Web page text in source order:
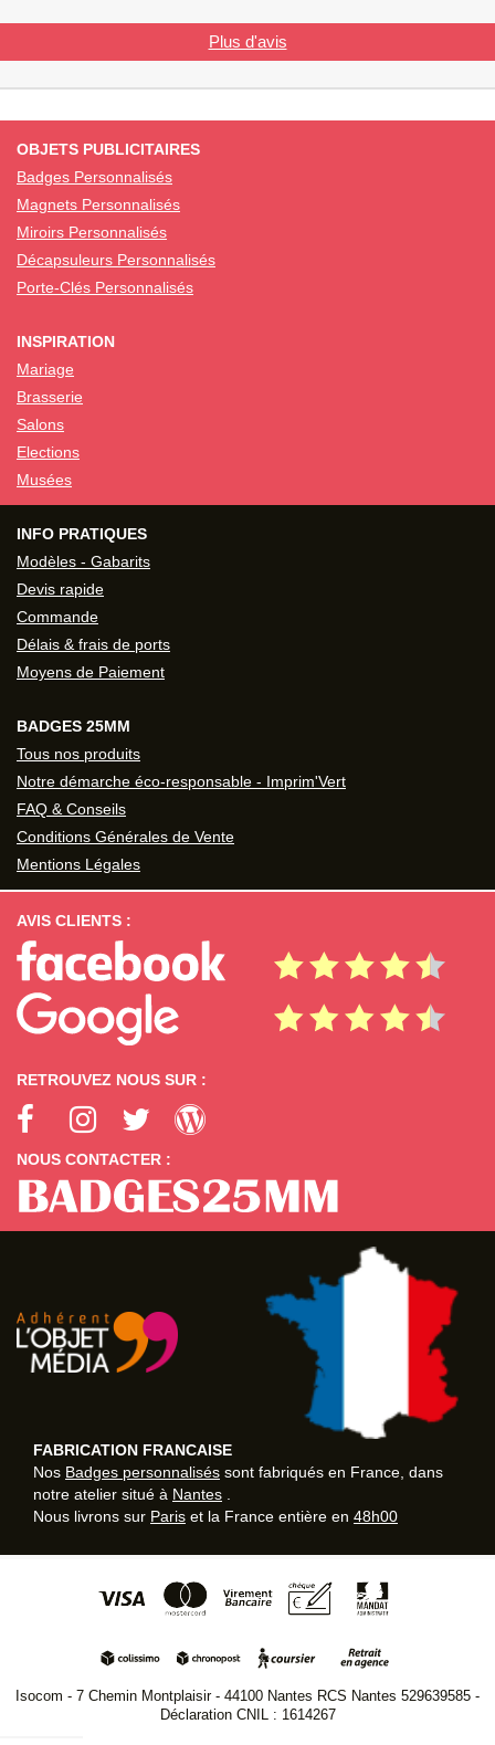
Plus d'avis
OBJETS PUBLICITAIRES
Badges Personnalisés
Magnets Personnalisés
Miroirs Personnalisés
Décapsuleurs Personnalisés
Porte-Clés Personnalisés
INSPIRATION
Mariage
Brasserie
Salons
Elections
Musées
INFO PRATIQUES
Modèles - Gabarits
Devis rapide
Commande
Délais & frais de ports
Moyens de Paiement
BADGES 25MM
Tous nos produits
Notre démarche éco-responsable - Imprim'Vert
FAQ & Conseils
Conditions Générales de Vente
Mentions Légales
AVIS CLIENTS :
RETROUVEZ NOUS SUR :
NOUS CONTACTER :
FABRICATION FRANCAISE
Nos Badges personnalisés sont fabriqués en France, dans
notre atelier situé à Nantes
Nous livrons sur Paris et la France entière en 48h00
Isocom - 7 Chemin Montplaisir - 44100 Nantes RCS Nantes 529639585 -
Déclaration CNIL : 1614267